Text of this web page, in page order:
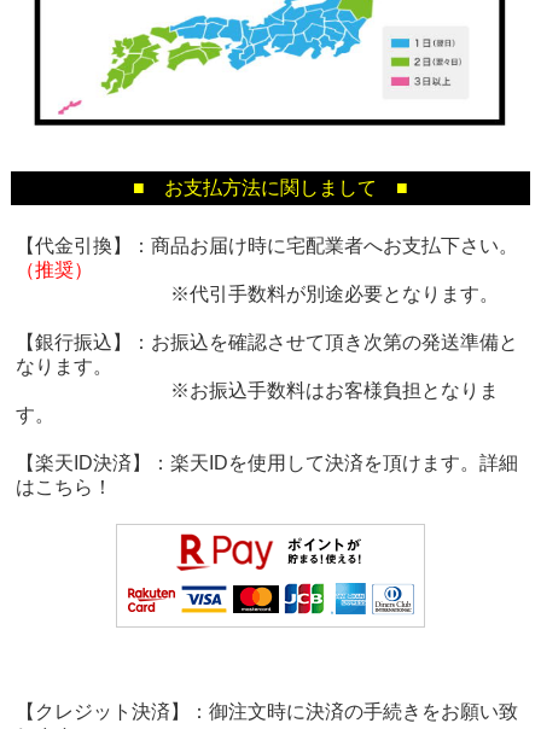
■ お支払方法に関しまして ■
【代金引換】：商品お届け時に宅配業者へお支払下さい。
（推奨）
※代引手数料が別途必要となります。
【銀行振込】：お振込を確認させて頂き次第の発送準備と
なります。
※お振込手数料はお客様負担となりま
す。
【楽天ID決済】：楽天IDを使用して決済を頂けます。詳細
はこちら！
【クレジット決済】：御注文時に決済の手続きをお願い致